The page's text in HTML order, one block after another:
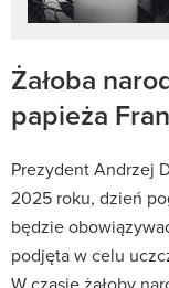
Żałoba
papieża
Prezydent Andrzej
2025 roku, dzień
będzie
podjęta w celu